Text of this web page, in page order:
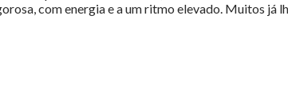
com energia e a um ritmo elevado. Muitos já